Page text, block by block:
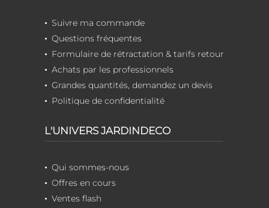
Suivre ma commande
Questions fréquentes
Formulaire de rétractation & tarifs retour
Achats par les professionnels
Grandes quantités, demandez un devis
Politique de confidentialité
L'UNIVERS JARDINDECO
Qui sommes-nous
Offres en cours
Ventes flash